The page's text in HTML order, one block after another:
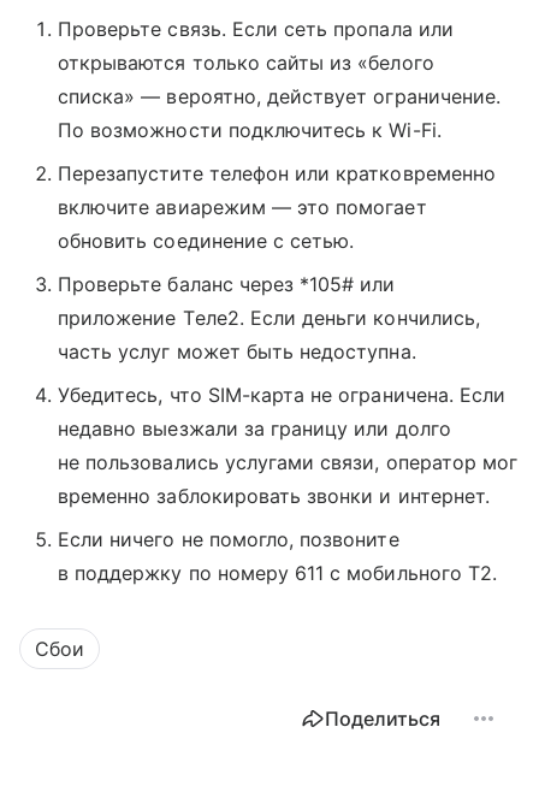
Проверьте связь. Если сеть пропала или
открываются только сайты из «белого
списка» — вероятно, действует ограничение.
По возможности подключитесь к Wi-Fi.
Перезапустите телефон или кратковременно
включите авиарежим — это помогает
обновить соединение с сетью.
Проверьте баланс через *105# или
приложение Tеле2. Если деньги кончились,
часть услуг может быть недоступна.
Убедитесь, что SIM-карта не ограничена. Если
недавно выезжали за границу или долго
не пользовались услугами связи, оператор мог
временно заблокировать звонки и интернет.
Если ничего не помогло, позвоните
в поддержку по номеру 611 с мобильного T2.
Сбои
Поделиться